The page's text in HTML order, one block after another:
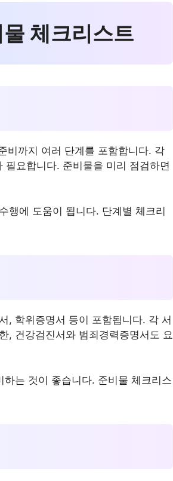
체크리스트
비까지 여러 단계를 포함합니다. 각
요합니다. 준비물을 미리 점검하면
행에 도움이 됩니다. 단계별 체크리
, 학위증명서 등이 포함됩니다. 각 서
, 건강검진서와 범죄경력증명서도 요
는 것이 좋습니다. 준비물 체크리스